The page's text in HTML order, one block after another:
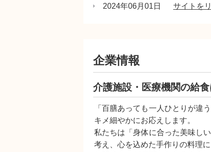
2024年06月01日 サイトを
企業情報
介護施設・医療機関の給
「百膳あっても一人ひとりが違
キメ細やかにお応えします。
私たちは「身体に合った美味し
考え、心を込めた手作りの料理に